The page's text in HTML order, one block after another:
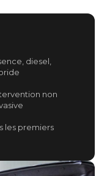
diesel,
non
les premiers